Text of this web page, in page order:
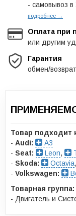
- самовывоз в
подробнее →
Оплата при
или другим
Гарантия
обмен/
Товар подходит
- Audi:
A3
- Seat: Leon,
- Skoda: Octavia,
- Volkswagen:
Товарная группа:
- Двигатель и